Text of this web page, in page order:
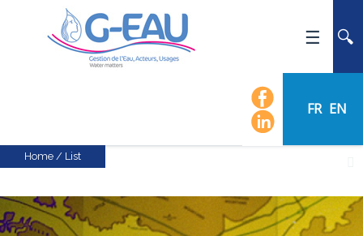
FR EN
NEWS
CALENDAR OF EVENTS
FLOW CHART
Home / List